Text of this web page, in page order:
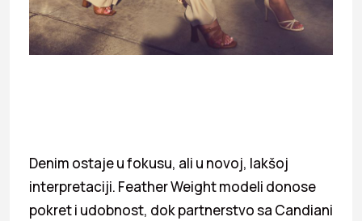
Denim ostaje u fokusu, ali u novoj, lakšoj
interpretaciji. Feather Weight modeli donose
pokret i udobnost, dok partnerstvo sa Candiani